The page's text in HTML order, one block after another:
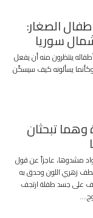
الصغار:
سوريا
ينتظرون منه أن يفعل
يسألونه كيف سيسكّن
وهما تبحثان
مشدوها، عاجزاً عن قول
زهري اللون وحدق به
على جسد طفلة ارتجف